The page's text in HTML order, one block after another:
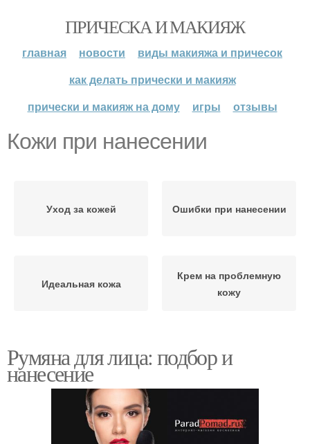
ПРИЧЕСКА И МАКИЯЖ
главная новости
виды макияжа и причесок
как делать прически и макияж
прически и макияж на дому
игры отзывы
Кожи при нанесении
Уход за кожей Ошибки при нанесении
Идеальная кожа
Крем на проблемную
кожу
Румяна для лица: подбор и
нанесение